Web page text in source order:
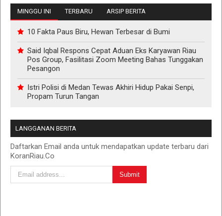
MINGGU INI TERBARU ARSIP BERITA
10 Fakta Paus Biru, Hewan Terbesar di Bumi
Said Iqbal Respons Cepat Aduan Eks Karyawan Riau
Pos Group, Fasilitasi Zoom Meeting Bahas Tunggakan
Pesangon
Istri Polisi di Medan Tewas Akhiri Hidup Pakai Senpi,
Propam Turun Tangan
LANGGANAN BERITA
Daftarkan Email anda untuk mendapatkan update terbaru dari
KoranRiau.Co